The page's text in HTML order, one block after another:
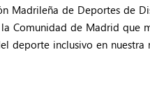
Madrileña de Deportes de
Comunidad de Madrid que
deporte inclusivo en nuestra